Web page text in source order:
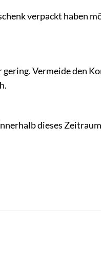
verpackt haben
Vermeide den
dieses